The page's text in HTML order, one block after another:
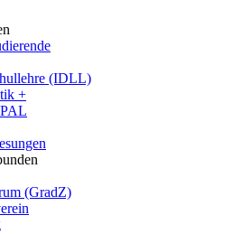
(IDLL)
+
(GradZ)